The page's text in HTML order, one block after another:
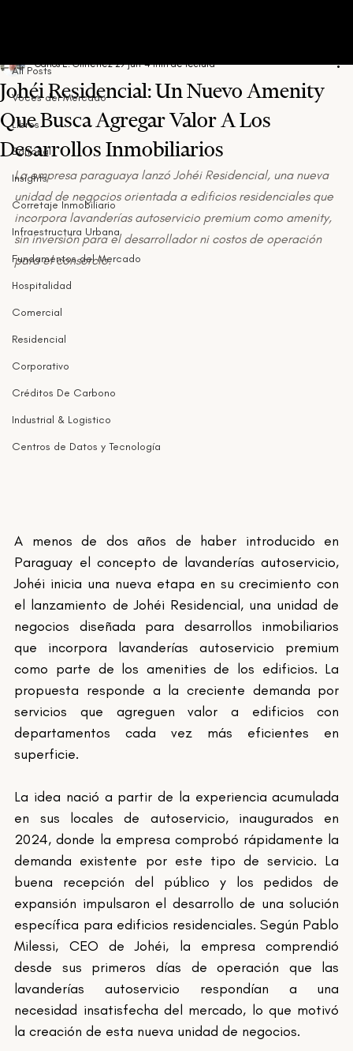
All Posts
Voces del Mercado
Libros
Editorial
Insights
Corretaje Inmobiliario
Infraestructura Urbana
Fundamentos del Mercado
Hospitalidad
Comercial
Residencial
Corporativo
Créditos De Carbono
Industrial & Logistico
Centros de Datos y Tecnología
Johéi Residencial: Un Nuevo Amenity
Que Busca Agregar Valor A Los
Desarrollos Inmobiliarios
Carlos E. Gimenez 29 jun 4 min de lectura
La empresa paraguaya lanzó Johéi Residencial, una nueva
unidad de negocios orientada a edificios residenciales que
incorpora lavanderías autoservicio premium como amenity,
sin inversión para el desarrollador ni costos de operación
para el consorcio.
A menos de dos años de haber introducido en
Paraguay el concepto de lavanderías autoservicio,
Johéi inicia una nueva etapa en su crecimiento con
el lanzamiento de Johéi Residencial, una unidad de
negocios diseñada para desarrollos inmobiliarios
que incorpora lavanderías autoservicio premium
como parte de los amenities de los edificios. La
propuesta responde a la creciente demanda por
servicios que agreguen valor a edificios con
departamentos cada vez más eficientes en
superficie.
La idea nació a partir de la experiencia acumulada
en sus locales de autoservicio, inaugurados en
2024, donde la empresa comprobó rápidamente la
demanda existente por este tipo de servicio. La
buena recepción del público y los pedidos de
expansión impulsaron el desarrollo de una solución
específica para edificios residenciales. Según Pablo
Milessi, CEO de Johéi, la empresa comprendió
desde sus primeros días de operación que las
lavanderías autoservicio respondían a una
necesidad insatisfecha del mercado, lo que motivó
la creación de esta nueva unidad de negocios.